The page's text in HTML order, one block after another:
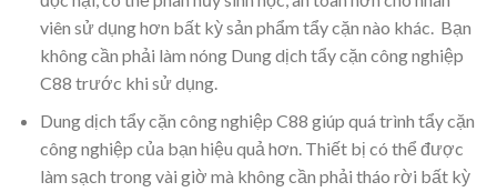
viên sử dụng hơn bất kỳ sản phẩm tẩy cặn nào khác. Bạn
không cần phải làm nóng Dung dịch tẩy cặn công nghiệp
C88 trước khi sử dụng.
Dung dịch tẩy cặn công nghiệp C88 giúp quá trình tẩy cặn
công nghiệp của bạn hiệu quả hơn. Thiết bị có thể được
làm sạch trong vài giờ mà không cần phải tháo rời bất kỳ